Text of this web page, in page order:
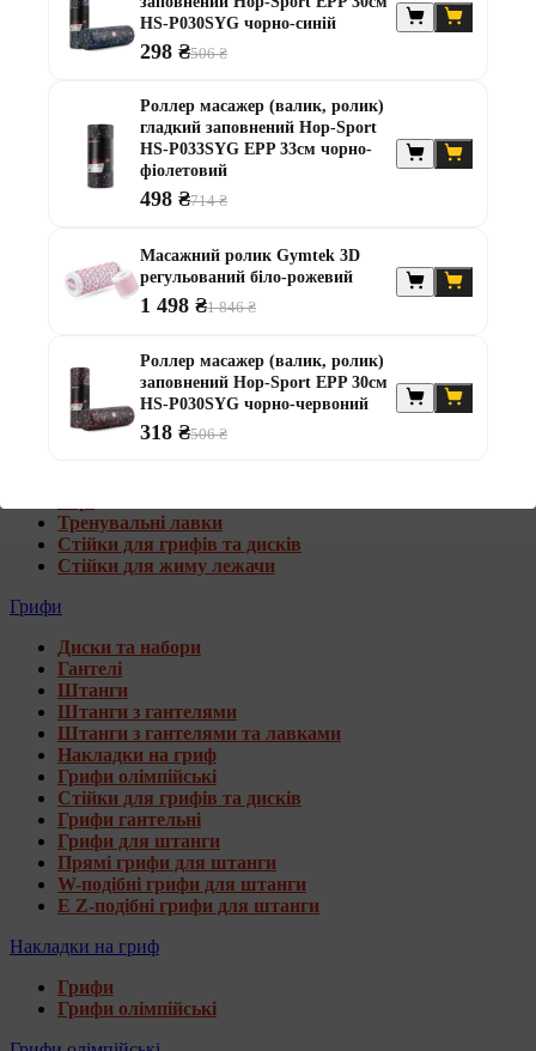
Штанги з w-подібним грифом
Жилети обтяжувачі
Диски та набори
Гантелі
Штанги
Штанги з гантелями та лавками
Тренувальні лавки
Стійки для грифів та дисків
Стійки для жиму лежачи
Диски та набори
Гантелі
Штанги
Штанги з гантелями
Тренувальні лавки
Стійки для грифів та дисків
Стійки для жиму лежачи
Грифи
Диски та набори
Гантелі
Штанги
Штанги з гантелями
Штанги з гантелями та лавками
Накладки на гриф
Грифи олімпійські
Стійки для грифів та дисків
Грифи гантельні
Грифи для штанги
Прямі грифи для штанги
W-подібні грифи для штанги
E Z-подібні грифи для штанги
Накладки на гриф
Грифи
Грифи олімпійські
HS-P030SYG чорно-синій
298 ₴506 ₴
Роллер масажер (валик, ролик)
гладкий заповнений Hop-Sport
HS-P033SYG EPP 33см чорно-
фіолетовий
498 ₴714 ₴
Масажний ролик Gymtek 3D
регульований біло-рожевий
1 498 ₴1 846 ₴
Роллер масажер (валик, ролик)
заповнений Hop-Sport EPP 30см
HS-P030SYG чорно-червоний
318 ₴506 ₴